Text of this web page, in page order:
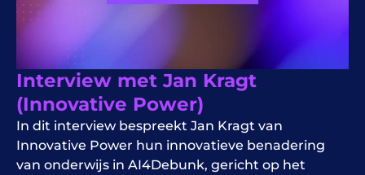
Interview met Jan Kragt
(Innovative Power)
In dit interview bespreekt Jan Kragt van
Innovative Power hun innovatieve benadering
van onderwijs in AI4Debunk, gericht op het